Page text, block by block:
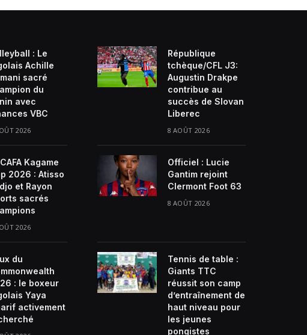
: Le
Achille
sacré
du
avec
VBC
2026
République
tchèque/CFL J3:
Augustin Drakpe
contribue au
succès de Slovan
Liberec
8 AOÛT 2026
Kagame
2026 : Atisso
et Rayon
sacrés
2026
Officiel : Lucie
Gantim rejoint
Clermont Foot 63
8 AOÛT 2026
du
: le boxeur
Yaya
activement
Tennis de table :
Giants TTC
réussit son camp
d’entraînement de
haut niveau pour
les jeunes
pongistes